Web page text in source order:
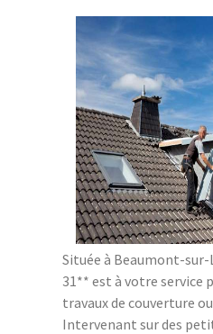
Située à Beaumont-
31** est à votre service
travaux de couverture
Intervenant sur des